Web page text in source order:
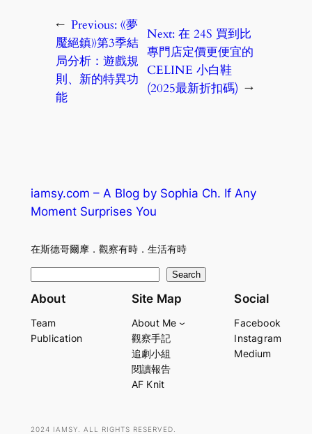
← Previous: 《夢
魘絕鎮》第3季結
局分析：遊戲規
則、新的特異功
能
Next:在 24S 買到比
專門店定價更便宜的
CELINE 小白鞋
(2025最新折扣碼) →
iamsy.com – A Blog by Sophia Ch. If Any
Moment Surprises You
在斯德哥爾摩．觀察有時．生活有時
e
r
Search
About
Team
Publication
Site Map
About Me
觀察手記
追劇小組
閱讀報告
AF Knit
Social
Facebook
Instagram
Medium
2024 IAMSY. ALL RIGHTS RESERVED.